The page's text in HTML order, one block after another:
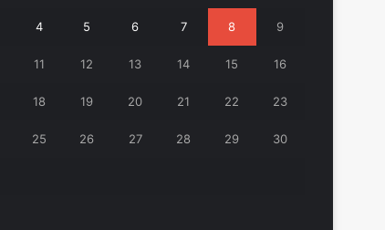
4 5 6 7 8 9
11 12 13 14 15 16
18 19 20 21 22 23
25 26 27 28 29 30